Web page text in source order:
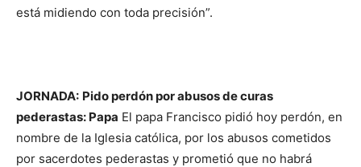
está midiendo con toda precisión”.
JORNADA: Pido perdón por abusos de curas
pederastas: Papa El papa Francisco pidió hoy perdón, en
nombre de la Iglesia católica, por los abusos cometidos
por sacerdotes pederastas y prometió que no habrá